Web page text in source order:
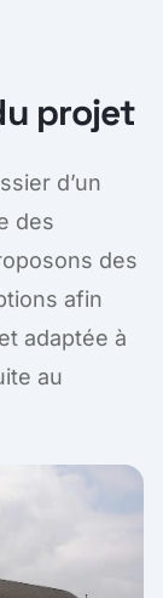
projet
d’un
des
des
afin
adaptée à
au